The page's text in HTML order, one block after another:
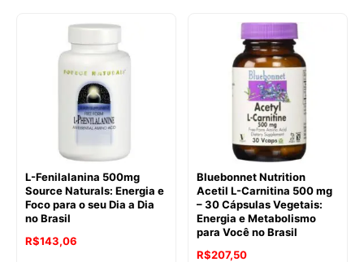
L-Fenilalanina 500mg
Source Naturals: Energia e
Foco para o seu Dia a Dia
no Brasil
R$143,06
Bluebonnet Nutrition
Acetil L-Carnitina 500 mg
– 30 Cápsulas Vegetais:
Energia e Metabolismo
para Você no Brasil
R$207,50